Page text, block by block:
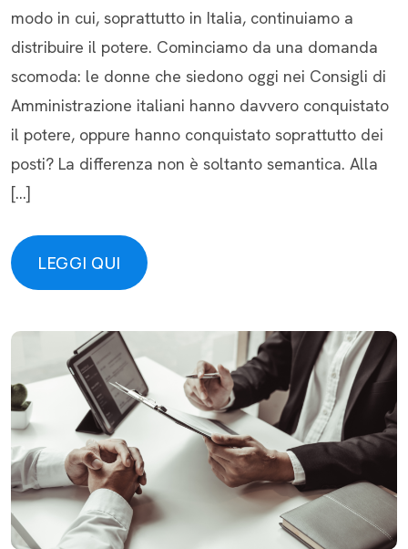
modo in cui, soprattutto in Italia, continuiamo a
distribuire il potere. Cominciamo da una domanda
scomoda: le donne che siedono oggi nei Consigli di
Amministrazione italiani hanno davvero conquistato
il potere, oppure hanno conquistato soprattutto dei
posti? La differenza non è soltanto semantica. Alla
[…]
LEGGI QUI
LEGGI QUI